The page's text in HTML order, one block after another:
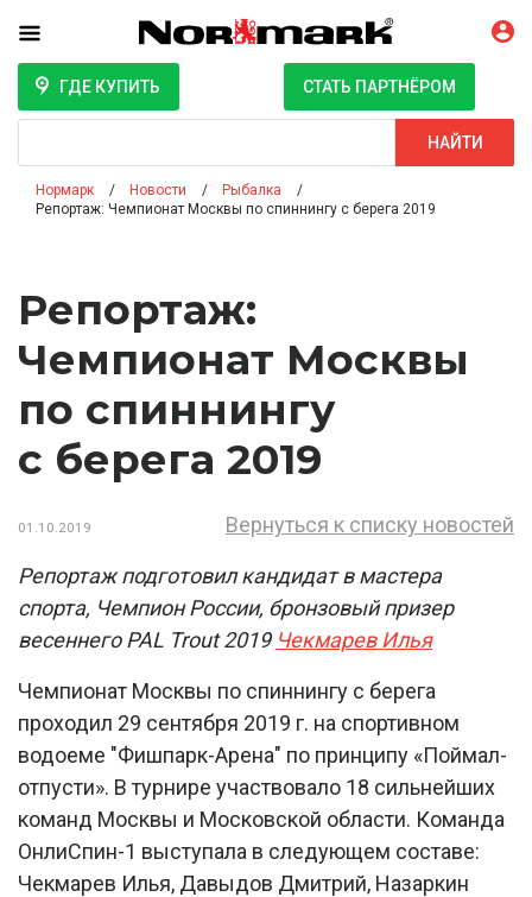
ГДЕ КУПИТЬ СТАТЬ ПАРТНЁРОМ
НАЙТИ
Нормарк Новости
Рыбалка
Репортаж: Чемпионат Москвы по спиннингу с берега 2019
Репортаж:
Чемпионат Москвы
по спиннингу
с берега 2019
01.10.2019 Вернуться к списку новостей
Репортаж подготовил кандидат в мастера
спорта, Чемпион России, бронзовый призер
весеннего PAL Trout 2019 Чекмарев Илья
Чемпионат Москвы по спиннингу с берега
проходил 29 сентября 2019 г. на спортивном
водоеме "Фишпарк-Арена" по принципу «Поймал-
отпусти». В турнире участвовало 18 сильнейших
команд Москвы и Московской области. Команда
ОнлиСпин-1 выступала в следующем составе:
Чекмарев Илья, Давыдов Дмитрий, Назаркин